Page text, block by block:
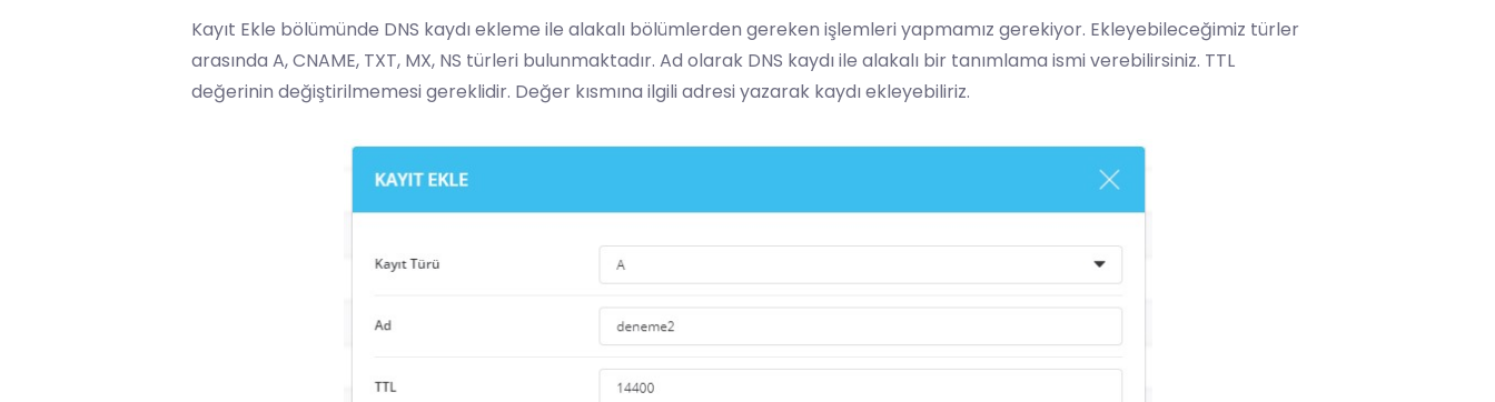
Kayıt Ekle bölümünde DNS kaydı ekleme ile alakalı bölümlerden gereken işlemleri yapmamız gerekiyor. Ekleyebileceğimiz türler
arasında A, CNAME, TXT, MX, NS türleri bulunmaktadır. Ad olarak DNS kaydı ile alakalı bir tanımlama ismi verebilirsiniz. TTL
değerinin değiştirilmemesi gereklidir. Değer kısmına ilgili adresi yazarak kaydı ekleyebiliriz.